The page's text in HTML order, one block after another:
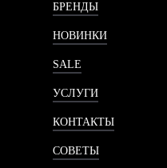
БРЕНДЫ
НОВИНКИ
SALE
УСЛУГИ
КОНТАКТЫ
СОВЕТЫ